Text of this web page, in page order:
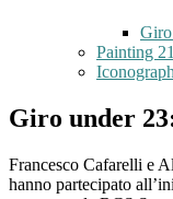
Painting
Giro under
Francesco Cafarelli e
hanno partecipato